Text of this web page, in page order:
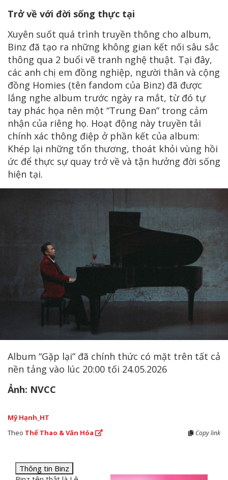
Trở về với đời sống thực tại
Xuyên suốt quá trình truyền thông cho album,
Binz đã tạo ra những không gian kết nối sâu sắc
thông qua 2 buổi vẽ tranh nghệ thuật. Tại đây,
các anh chị em đồng nghiệp, người thân và cộng
đồng Homies (tên fandom của Binz) đã được
lắng nghe album trước ngày ra mắt, từ đó tự
tay phác họa nên một “Trung Đan” trong cảm
nhận của riêng họ. Hoạt động này truyền tải
chính xác thông điệp ở phần kết của album:
Khép lại những tổn thương, thoát khỏi vùng hồi
ức để thực sự quay trở về và tận hưởng đời sống
hiện tại.
Album “Gặp lại” đã chính thức có mặt trên tất cả
nền tảng vào lúc 20:00 tối 24.05.2026
Ảnh: NVCC
Mỹ Hạnh_HT
Theo Thể Thao & Văn Hóa Copy link
Thông tin Binz